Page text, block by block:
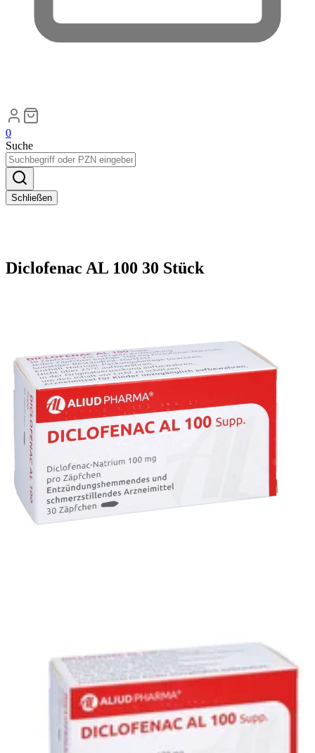
0
Suche
Schließen
Diclofenac AL 100 30 Stück